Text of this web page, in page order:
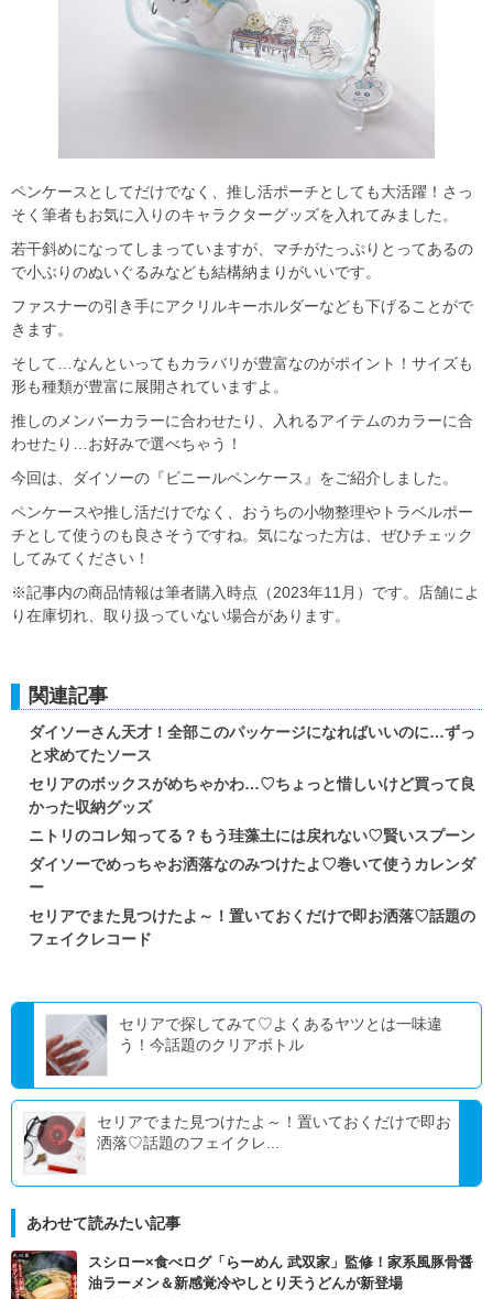
ペンケースとしてだけでなく、推し活ポーチとしても大活躍！さっ
そく筆者もお気に入りのキャラクターグッズを入れてみました。
若干斜めになってしまっていますが、マチがたっぷりとってあるの
で小ぶりのぬいぐるみなども結構納まりがいいです。
ファスナーの引き手にアクリルキーホルダーなども下げることがで
きます。
そして…なんといってもカラバリが豊富なのがポイント！サイズも
形も種類が豊富に展開されていますよ。
推しのメンバーカラーに合わせたり、入れるアイテムのカラーに合
わせたり…お好みで選べちゃう！
今回は、ダイソーの『ビニールペンケース』をご紹介しました。
ペンケースや推し活だけでなく、おうちの小物整理やトラベルポー
チとして使うのも良さそうですね。気になった方は、ぜひチェック
してみてください！
※記事内の商品情報は筆者購入時点（2023年11月）です。店舗によ
り在庫切れ、取り扱っていない場合があります。
関連記事
ダイソーさん天才！全部このパッケージになればいいのに…ずっ
と求めてたソース
セリアのボックスがめちゃかわ…♡ちょっと惜しいけど買って良
かった収納グッズ
ニトリのコレ知ってる？もう珪藻土には戻れない♡賢いスプーン
ダイソーでめっちゃお洒落なのみつけたよ♡巻いて使うカレンダ
ー
セリアでまた見つけたよ～！置いておくだけで即お洒落♡話題の
フェイクレコード
セリアで探してみて♡よくあるヤツとは一味違
う！今話題のクリアボトル
セリアでまた見つけたよ～！置いておくだけで即お
洒落♡話題のフェイクレ...
あわせて読みたい記事
スシロー×食べログ「らーめん 武双家」監修！家系風豚骨醤
油ラーメン＆新感覚冷やしとり天うどんが新登場